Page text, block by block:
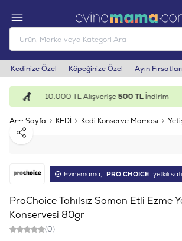
Kedinize Özel Köpeğinize Özel Ayın Fırsatları
10.000 TL Alışverişe500 TLİndirim
Ana Sayfa KEDİ Kedi Konserve Maması
Paylaş
Evinemama, PRO CHOICE yetkili
ProChoice Tahılsız Somon Etli Ezme
Konservesi 80gr
(0)